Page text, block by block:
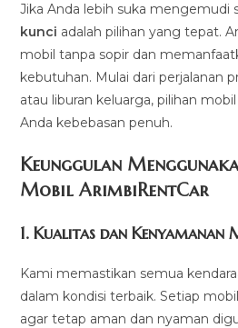
Jika Anda lebih suka mengemudi
kunci adalah pilihan yang tepat.
mobil tanpa sopir dan
kebutuhan. Mulai dari perjalanan
atau liburan keluarga, pilihan
Anda kebebasan penuh.
Keunggulan
Mobil ArimbiRentCar
1.Kualitas dan Kenyamanan
Kami memastikan semua
dalam kondisi terbaik. Setiap
agar tetap aman dan nyaman